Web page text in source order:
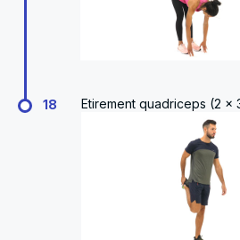
18 Etirement quadriceps (2 x